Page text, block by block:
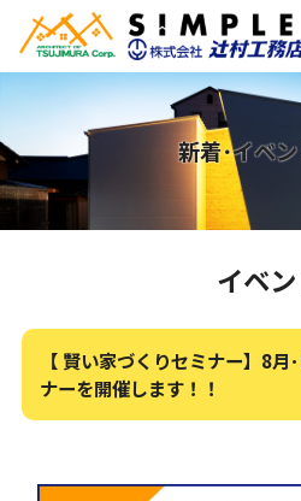
新着･イベ
イベン
【 賢い家づくりセミナー】8
ナーを開催します！！